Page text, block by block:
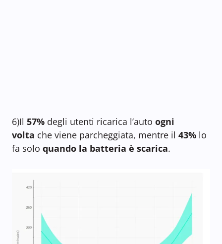
6)Il 57% degli utenti ricarica l’auto ogni
volta che viene parcheggiata, mentre il 43% lo
fa solo quando la batteria è scarica.